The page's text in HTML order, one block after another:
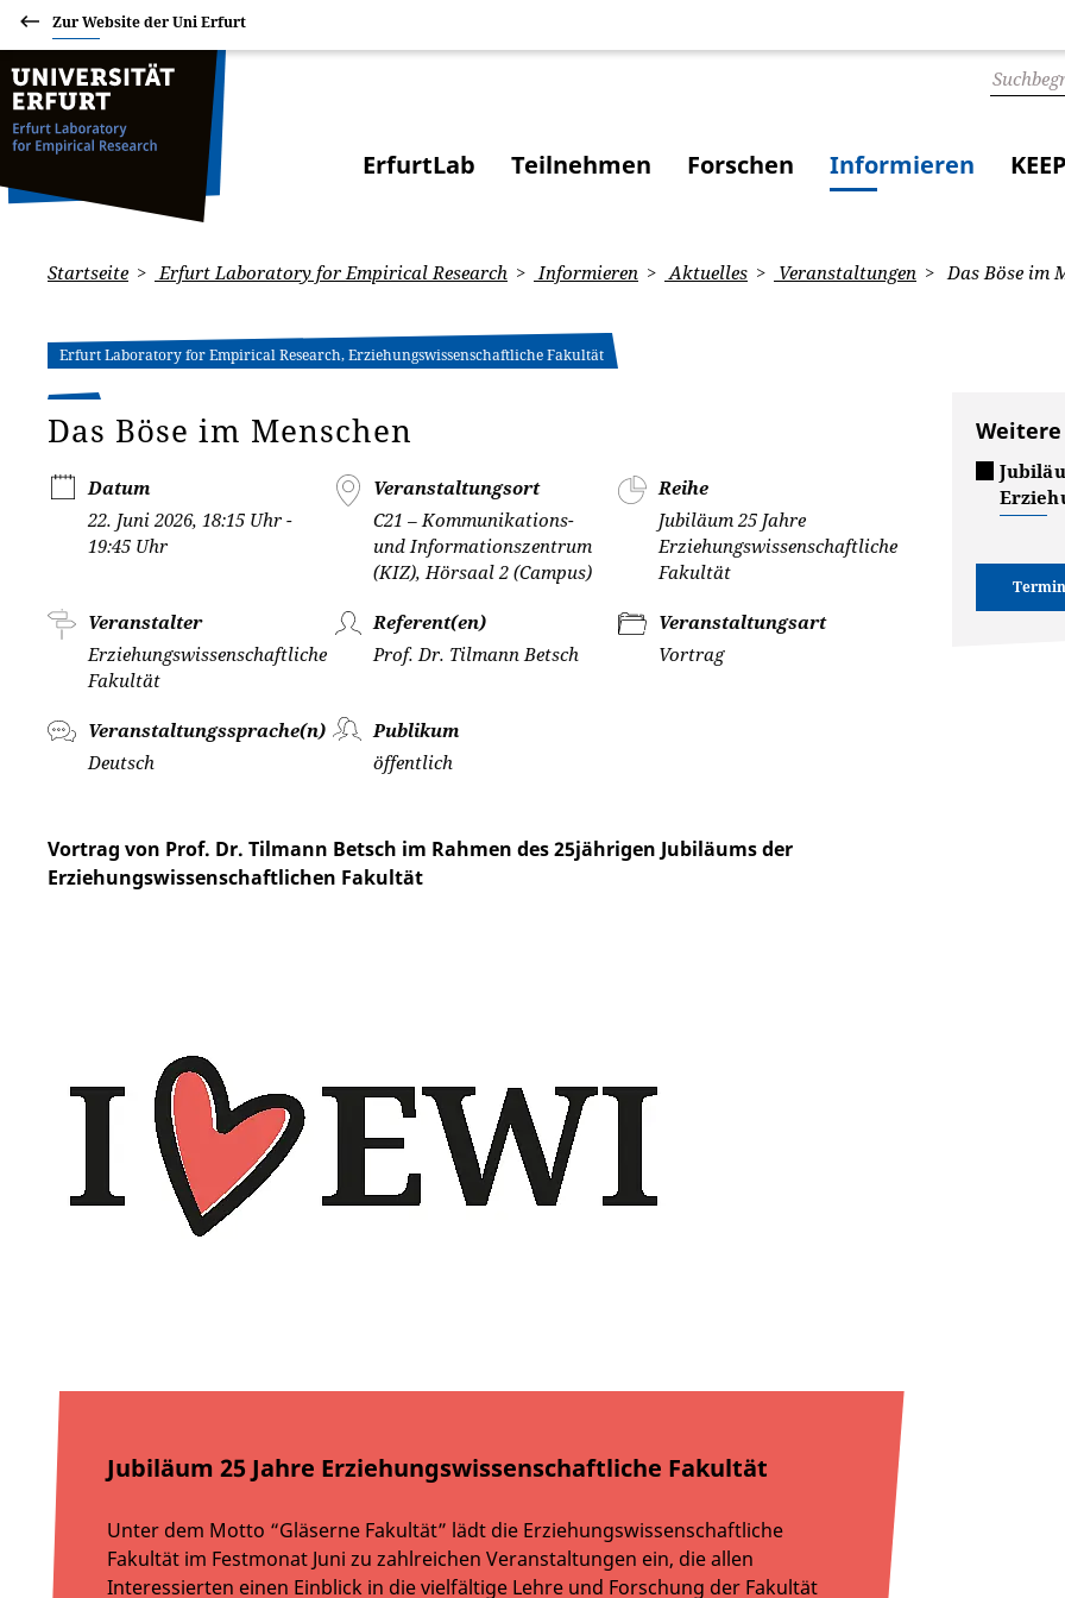
Zur Website der Uni Erfurt
ErfurtLab Teilnehmen Forschen Informieren
Startseite Erfurt Laboratory for Empirical Research Informieren Aktuelles Veranstaltungen Das Böse im
Erfurt Laboratory for Empirical Research, Erziehungswissenschaftliche Fakultät
Das Böse im Menschen
Datum
22. Juni 2026, 18:15 Uhr -
19:45 Uhr
Veranstaltungsort
C21 – Kommunikations-
und Informationszentrum
(KIZ), Hörsaal 2 (Campus)
Reihe
Jubiläum 25 Jahre
Erziehungswissenschaftliche
Fakultät
Veranstalter
Erziehungswissenschaftliche
Fakultät
Referent(en)
Prof. Dr. Tilmann Betsch
Veranstaltungsart
Vortrag
Veranstaltungssprache(n)
Deutsch
Publikum
öffentlich
Vortrag von Prof. Dr. Tilmann Betsch im Rahmen des 25jährigen Jubiläums der
Erziehungswissenschaftlichen Fakultät
Jubiläum 25 Jahre Erziehungswissenschaftliche Fakultät
Unter dem Motto “Gläserne Fakultät” lädt die Erziehungswissenschaftliche
Fakultät im Festmonat Juni zu zahlreichen Veranstaltungen ein, die allen
Interessierten einen Einblick in die vielfältige Lehre und Forschung der Fakultät